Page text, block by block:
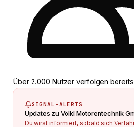
Über 2.000 Nutzer verfolgen
SIGNAL-ALERTS
Updates zuVölkl Motorentechnik
Du wirst informiert, sobald sich